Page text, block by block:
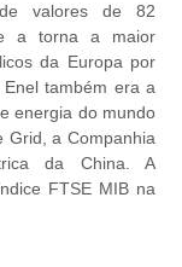
valores de 82
a torna a maior
da Europa por
também era a
energia do mundo
Grid, a Companhia
da China. A
FTSE MIB na